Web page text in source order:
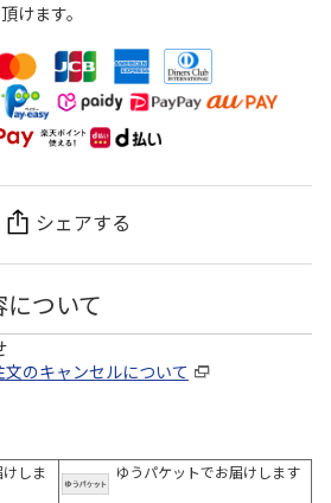
けます。
シェアする
ついて
文のキャンセルについて
しま
ゆうパケットでお届けします